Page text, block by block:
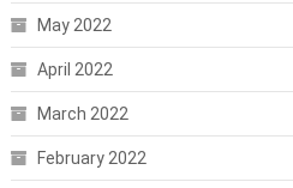
May 2022
April 2022
March 2022
February 2022